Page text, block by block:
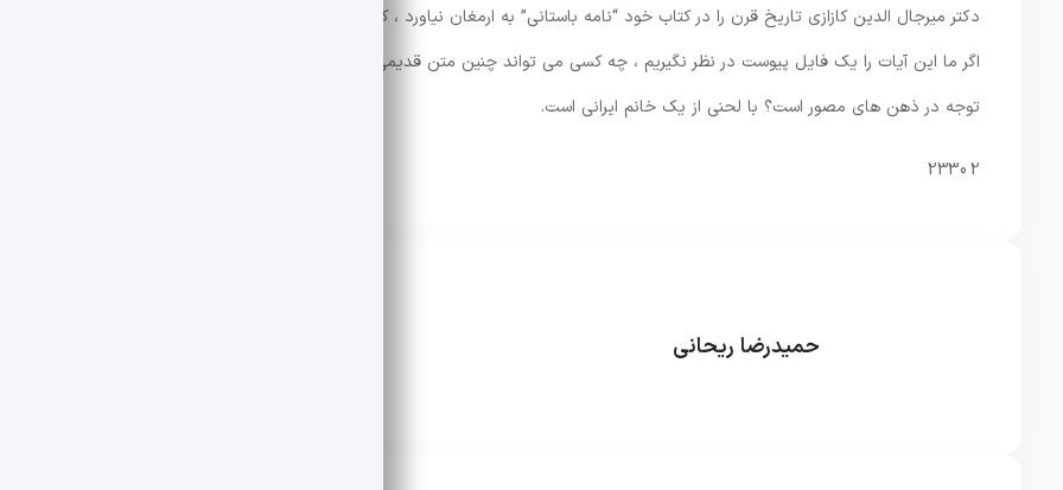
دکتر میرجال الدین کازازی تاریخ قرن را در کتاب خود “نامه باستانی” به ارمغان نیاورد ، که شامل ویرایش و اطلاع رسانی تمام شهنوام فردووی
اگر ما این آیات را یک فایل پیوست در نظر نگیریم ، چه کسی می تواند چنین متن قدیمی با چنین سبک بازار داشته باشد؟ به جز کسی که به
توجه در ذهن های مصور است؟ با لحنی از یک خانم ایرانی است.
23302
حمیدرضا ریحانی